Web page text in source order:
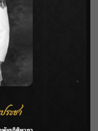
าโครงการประตู
ากกินอะไรหลังจาก